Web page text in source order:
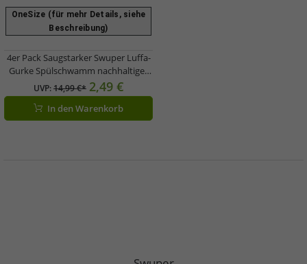
OneSize (für mehr Details, siehe
Beschreibung)
4er Pack Saugstarker Swuper Luffa-
Gurke Spülschwamm nachhaltiger
Schwamm Putzmittel Beige/Weiß
UVP:14,99 €* 2,49 €
In den Warenkorb